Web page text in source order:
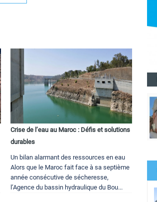
Crise de l’eau au Maroc : Défis et solutions
durables
Un bilan alarmant des ressources en eau
Alors que le Maroc fait face à sa septième
année consécutive de sécheresse,
l’Agence du bassin hydraulique du Bou...